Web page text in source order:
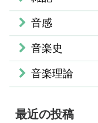
音感
音楽史
音楽理論
最近の投稿